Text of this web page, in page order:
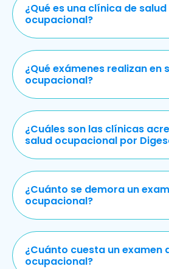
¿Qué es una clínica de salud
ocupacional?
¿Qué exámenes realizan en
ocupacional?
¿Cuáles son las clínicas
salud ocupacional por
¿Cuánto se demora un
ocupacional?
¿Cuánto cuesta un examen
ocupacional?